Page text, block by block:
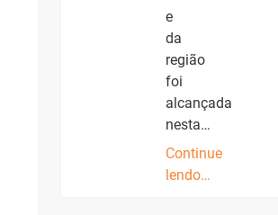
e
da
região
foi
alcançada
nesta…
Continue
lendo…